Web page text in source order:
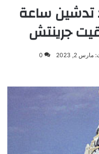
تدشين ساعة
جرينتش
2, 2023
0